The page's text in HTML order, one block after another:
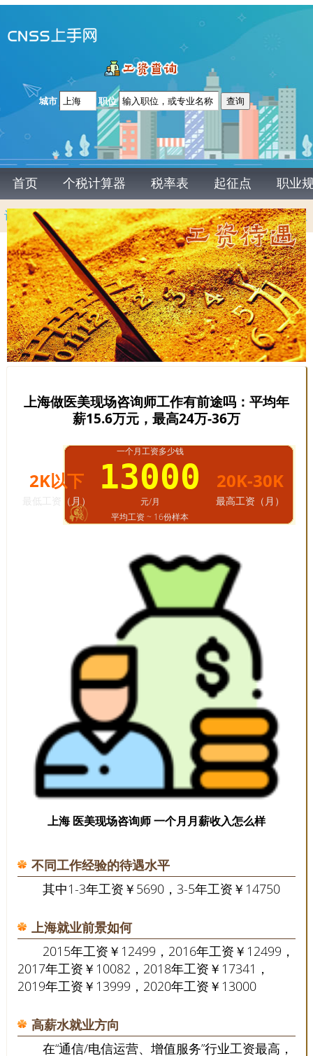
城市 职位
首页 个税计算器 税率表 起征点 职业
计算方法 税后工资 年终奖计算器 劳务报酬 股东分红
特许权 稿酬 偶然所得 转让 租赁 个体户 个税申报
上海医美现场咨询师工资一般多
少
上海做医美现场咨询师工作有前途吗：平均年
薪15.6万元，最高24万-36万
2K以下
最低工资（月）
一个月工资多少钱
13000
元/月
平均工资 ~ 16份样本
20K-30K
最高工资（月）
上海 医美现场咨询师 一个月月薪收入怎么样
不同工作经验的待遇水平
其中1-3年工资￥5690，3-5年工资￥14750
上海就业前景如何
2015年工资￥12499，2016年工资￥12499，
2017年工资￥10082，2018年工资￥17341，
2019年工资￥13999，2020年工资￥13000
高薪水就业方向
在“通信/电信运营、增值服务”行业工资最高，